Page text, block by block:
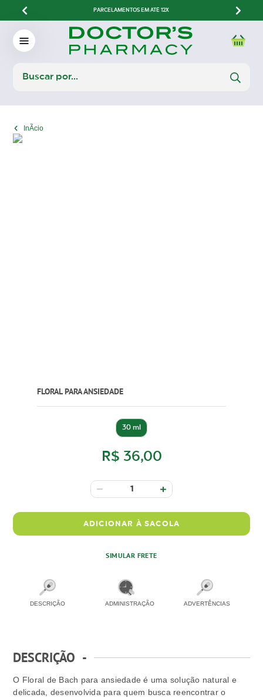
PARCELAMENTOS EM ATÉ 12X
FLORAL PARA ANSIEDADE
30 ml
R$ 36,00
ADICIONAR À SACOLA
SIMULAR FRETE
DESCRIÇÃO ADMINISTRAÇÃO ADVERTÊNCIAS
DESCRIÇÃO -
O Floral de Bach para ansiedade é uma solução natural e
delicada, desenvolvida para quem busca reencontrar o